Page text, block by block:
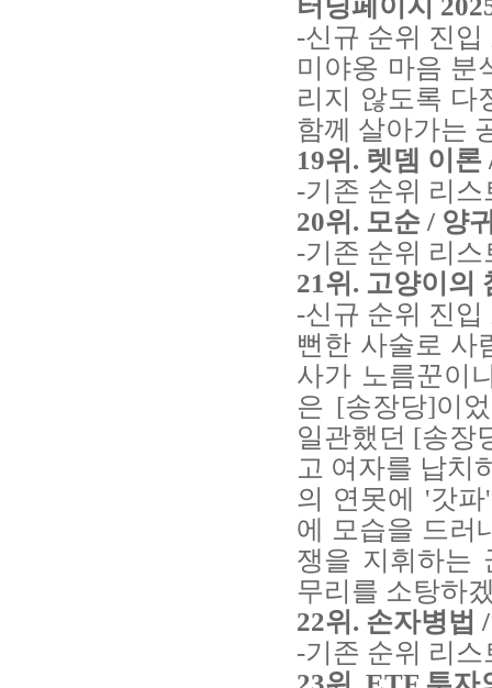
-신규 순위 진
미야옹 마음 분
리지 않도록 다
함께 살아가는
19위. 렛뎀 이
-기존 순위 리
20위. 모순 / 양
-기존 순위 리
21위. 고양이의
-신규 순위 진
뻔한 사술로 사
사가 노름꾼이
은 [송장당]이
일관했던 [송장
고 여자를 납치
의 연못에 '갓
에 모습을 드러
쟁을 지휘하는
무리를 소탕하
22위. 손자병법
-기존 순위 리